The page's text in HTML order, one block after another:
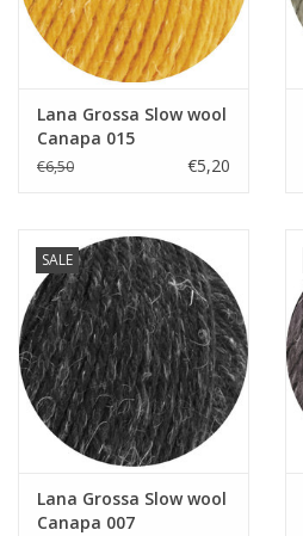
Lana Grossa Slow wool
Canapa 015
€6,50 €5,20
SALE
Lana Grossa Slow wool
Canapa 007